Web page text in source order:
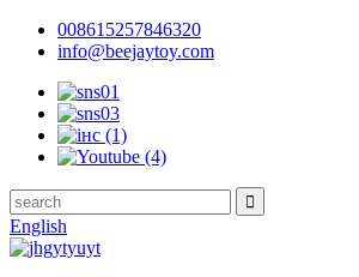
008615257846320
info@beejaytoy.com
English